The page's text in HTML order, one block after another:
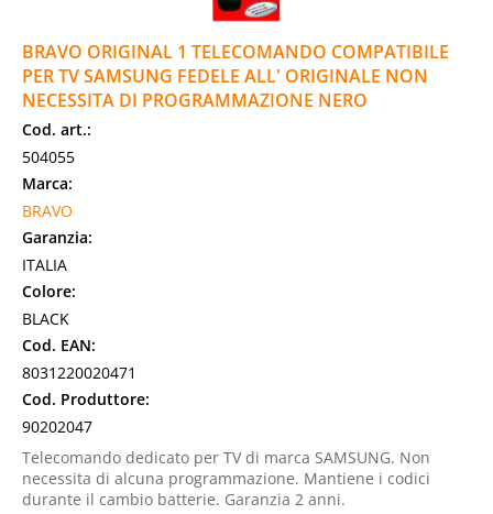
BRAVO ORIGINAL 1 TELECOMANDO COMPATIBILE
PER TV SAMSUNG FEDELE ALL' ORIGINALE NON
NECESSITA DI PROGRAMMAZIONE NERO
Cod. art.:
504055
Marca:
BRAVO
Garanzia:
ITALIA
Colore:
BLACK
Cod. EAN:
8031220020471
Cod. Produttore:
90202047
Telecomando dedicato per TV di marca SAMSUNG. Non
necessita di alcuna programmazione. Mantiene i codici
durante il cambio batterie. Garanzia 2 anni.